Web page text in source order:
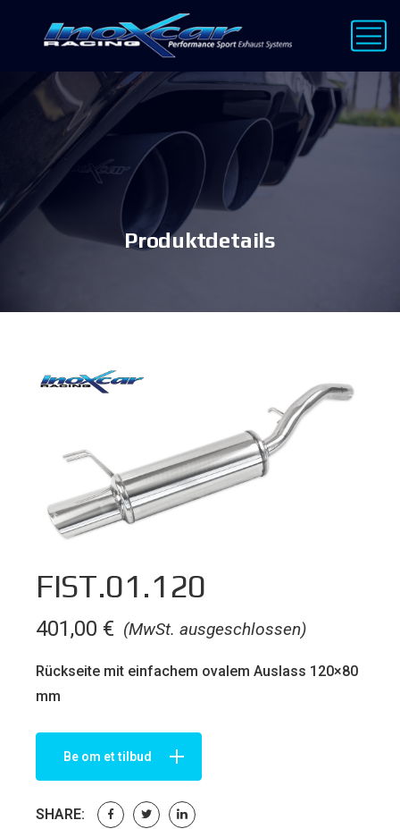
Produktdetails
FIST.01.120
(MwSt. ausgeschlossen)
401,00 €
Rückseite mit einfachem ovalem Auslass 120×80
mm
Be om et tilbud
SHARE: